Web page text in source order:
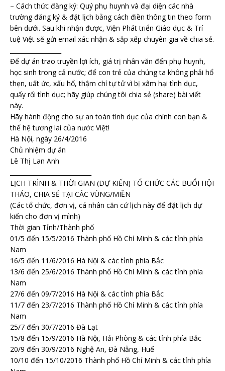
– Cách thức đăng ký: Quý phụ huynh và đại diện các nhà
trường đăng ký & đặt lịch bằng cách điền thông tin theo form
bên dưới. Sau khi nhận được, Viện Phát triển Giáo dục & Trí
tuệ Việt sẽ gửi email xác nhận & sắp xếp chuyên gia về chia sẻ.
Để dự án trao truyền lợi ích, giá trị nhân văn đến phụ huynh,
học sinh trong cả nước; để con trẻ của chúng ta không phải hổ
thẹn, uất ức, xấu hổ, thậm chí tự tử vì bị xâm hại tình dục,
quấy rối tình dục; hãy giúp chúng tôi chia sẻ (share) bài viết
này.
Hãy hành động cho sự an toàn tình dục của chính con bạn &
thế hệ tương lai của nước Việt!
Hà Nội, ngày 26/4/2016
Chủ nhiệm dự án
Lê Thị Lan Anh
LỊCH TRÌNH & THỜI GIAN (DỰ KIẾN) TỔ CHỨC CÁC BUỔI HỘI
THẢO, CHIA SẺ TẠI CÁC VÙNG/MIỀN
(Các tổ chức, đơn vị, cá nhân căn cứ lịch này để đặt lịch dự
kiến cho đơn vị mình)
Thời gian Tỉnh/Thành phố
01/5 đến 15/5/2016 Thành phố Hồ Chí Minh & các tỉnh phía
Nam
16/5 đến 11/6/2016 Hà Nội & các tỉnh phía Bắc
13/6 đến 25/6/2016 Thành phố Hồ Chí Minh & các tỉnh phía
Nam
27/6 đến 09/7/2016 Hà Nội & các tỉnh phía Bắc
11/7 đến 23/7/2016 Thành phố Hồ Chí Minh & các tỉnh phía
Nam
25/7 đến 30/7/2016 Đà Lạt
15/8 đến 15/9/2016 Hà Nội, Hải Phòng & các tỉnh phía Bắc
20/9 đến 30/9/2016 Nghệ An, Đà Nẵng, Huế
10/10 đến 15/10/2016 Thành phố Hồ Chí Minh & các tỉnh phía